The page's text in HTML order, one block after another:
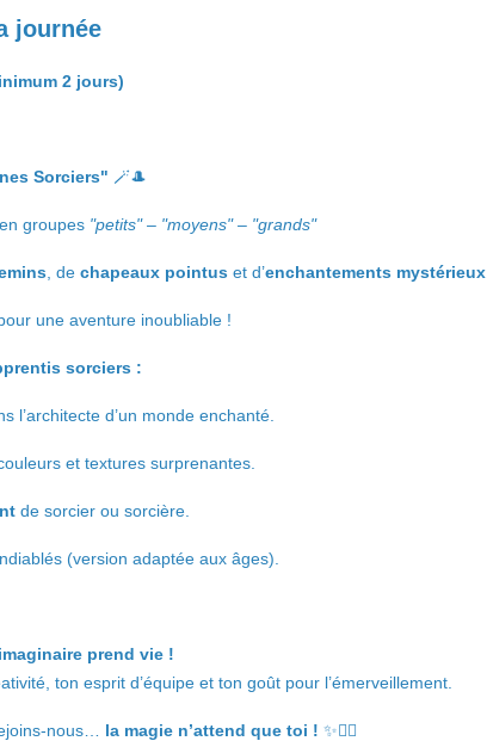
journée
2 jours)
Sorciers" 🪄🎩
groupes "petits" – "moyens" – "grands"
, de chapeaux pointus et d’enchantements mystérieux
une aventure inoubliable !
sorciers :
l’architecte d’un monde enchanté.
et textures surprenantes.
de sorcier ou sorcière.
(version adaptée aux âges).
prend vie !
ton esprit d’équipe et ton goût pour l’émerveillement.
nous… la magie n’attend que toi ! ✨🧙‍♀️